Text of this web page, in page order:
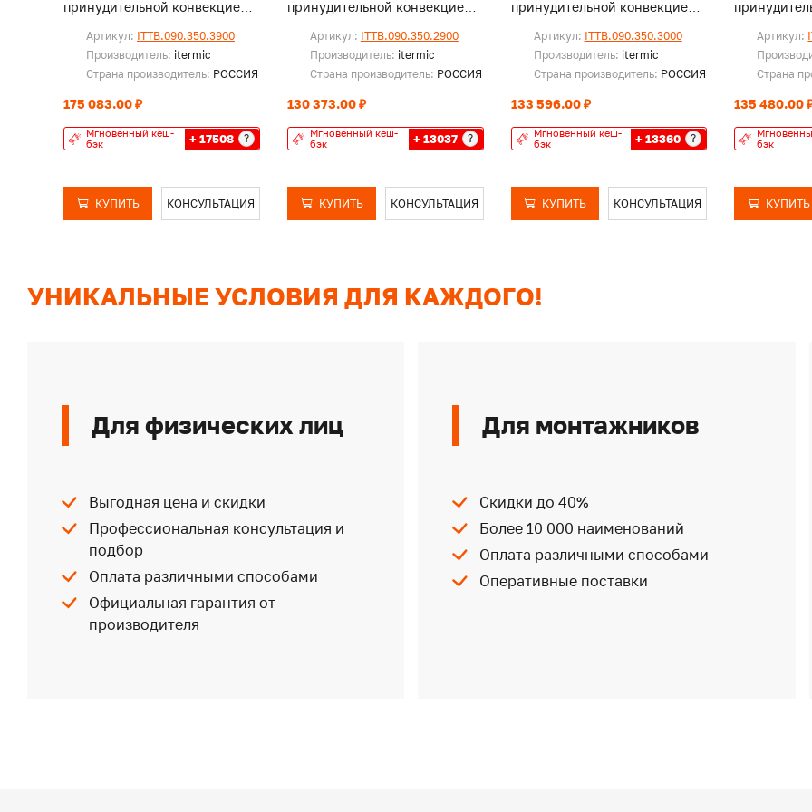
принудительной конвекцией,
Артикул: ITTB.090.350.3900
Производитель: itermic
Страна производитель: РОССИЯ
175 083.00 ₽
Мгновенный кеш-
бэк
+ 17508 ?
КУПИТЬ КОНСУЛЬТАЦИЯ
принудительной конвекцией,
Артикул: ITTB.090.350.2900
Производитель: itermic
Страна производитель: РОССИЯ
130 373.00 ₽
Мгновенный кеш-
бэк
+ 13037 ?
КУПИТЬ КОНСУЛЬТАЦИЯ
принудительной конвекцией,
Артикул: ITTB.090.350.3000
Производитель: itermic
Страна производитель: РОССИЯ
133 596.00 ₽
Мгновенный кеш-
бэк
+ 13360 ?
КУПИТЬ КОНСУЛЬТАЦИЯ
Артикул:
Страна
135 480.00
бэк
КУПИТЬ
УНИКАЛЬНЫЕ УСЛОВИЯ ДЛЯ КАЖДОГО!
Для физических лиц
Выгодная цена и скидки
Профессиональная консультация и
подбор
Оплата различными способами
Официальная гарантия от
производителя
Для монтажников
Скидки до 40%
Более 10 000 наименований
Оплата различными способами
Оперативные поставки